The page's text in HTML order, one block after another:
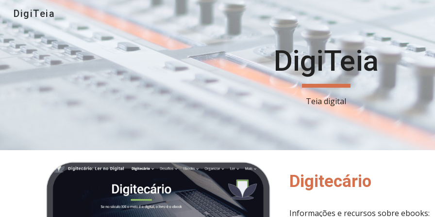
Skip to main content
DigiTeia
DigiTeia
Teia digital
Digitecário
Informações e recursos sobre ebooks: